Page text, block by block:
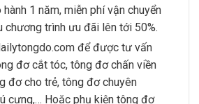
1 năm, miễn phí vận chuyển
chương trình ưu đãi lên tới 50%.
để được tư vấn
đơ cắt tóc, tông đơ chấn viền
đơ cho trẻ, tông đơ chuyên
cưng,… Hoặc phụ kiện tông đơ